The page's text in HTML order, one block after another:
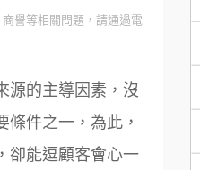
譽等相關問題，請通過電
源的主導因素，沒
件之一，為此，
卻能逗顧客會心一